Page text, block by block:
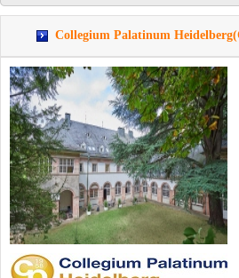
Collegium Palatinum